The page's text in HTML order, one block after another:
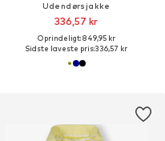
Udendørsjakke
336,57 kr
Oprindeligt: 849,95 kr
Sidste laveste pris:336,57 kr